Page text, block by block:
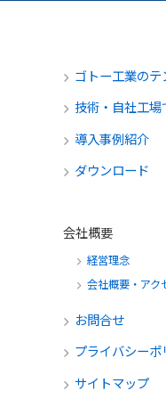
ゴトー工業のテ
技術・自社工場
導入事例紹介
ダウンロード
会社概要
経営理念
会社概要・アク
お問合せ
プライバシーポ
サイトマップ